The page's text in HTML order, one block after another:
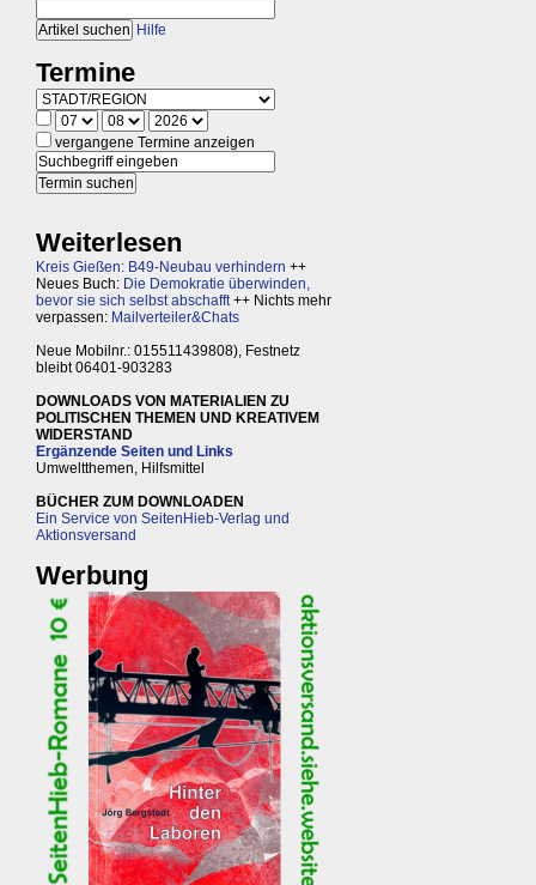
Hilfe
Termine
vergangene Termine anzeigen
Weiterlesen
Kreis Gießen: B49-Neubau verhindern ++
Neues Buch: Die Demokratie überwinden,
bevor sie sich selbst abschafft++ Nichts mehr
verpassen: Mailverteiler&Chats
Neue Mobilnr.: 015511439808), Festnetz
bleibt 06401-903283
DOWNLOADS VON MATERIALIEN ZU
POLITISCHEN THEMEN UND KREATIVEM
WIDERSTAND
Ergänzende Seiten und Links
Umweltthemen, Hilfsmittel
BÜCHER ZUM DOWNLOADEN
Ein Service von SeitenHieb-Verlag und
Aktionsversand
Werbung